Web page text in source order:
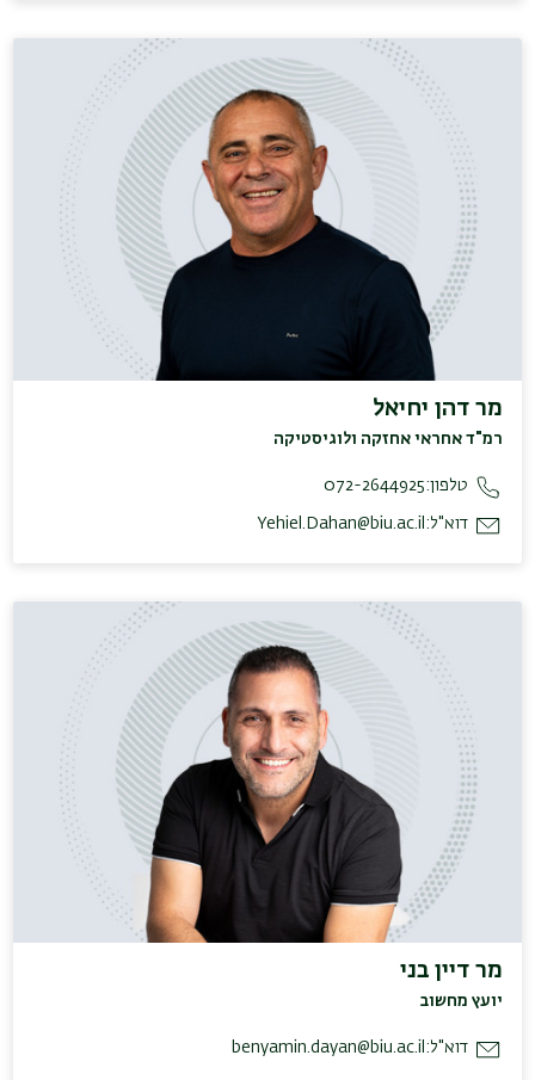
מר דהן יחיאל
רמ"ד אחראי אחזקה ולוגיסטיקה
טלפון:072-2644925
דוא"ל: Yehiel.Dahan@biu.ac.il
מר דיין בני
יועץ מחשוב
דוא"ל: benyamin.dayan@biu.ac.il